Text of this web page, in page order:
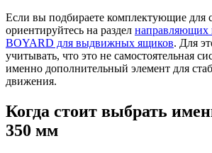
Если вы подбираете комплектующие для
ориентируйтесь на раздел направляющих
BOYARD для выдвижных ящиков. Для
учитывать, что это не самостоятельная
именно дополнительный элемент для
движения.
Когда стоит выбрать
350 мм